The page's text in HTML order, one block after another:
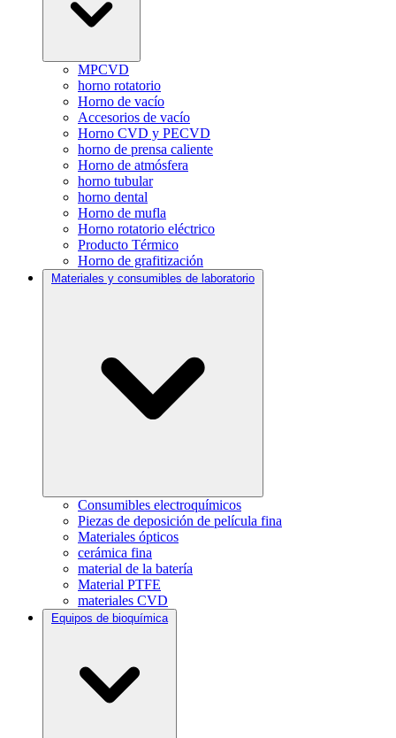
MPCVD
horno rotatorio
Horno de vacío
Accesorios de vacío
Horno CVD y PECVD
horno de prensa caliente
Horno de atmósfera
horno tubular
horno dental
Horno de mufla
Horno rotatorio eléctrico
Producto Térmico
Horno de grafitización
Materiales y consumibles de laboratorio
Consumibles electroquímicos
Piezas de deposición de película fina
Materiales ópticos
cerámica fina
material de la batería
Material PTFE
materiales CVD
Equipos de bioquímica